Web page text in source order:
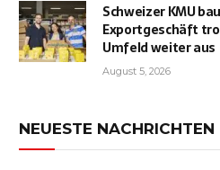
Schweizer KMU
Exportgeschäft
Umfeld weiter aus
August 5, 2026
NEUESTE NACHRICHTEN